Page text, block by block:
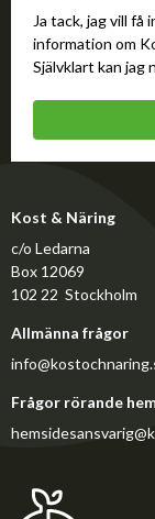
Ja tack, jag vill få
information om
Självklart kan jag
Kost & Näring
c/o Ledarna
Box 12069
102 22 Stockholm
Allmänna frågor
Frågor rörande